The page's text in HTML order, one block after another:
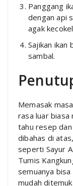
Panggang
dengan api
agak
Sajikan ikan
sambal.
Memasak
rasa luar biasa
tahu resep
dibahas di
seperti Sayur
Tumis
semuanya
mudah